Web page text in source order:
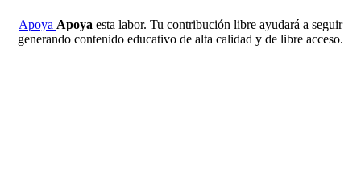
Apoya Apoya esta labor. Tu contribución libre ayudará a seguir
generando contenido educativo de alta calidad y de libre acceso.